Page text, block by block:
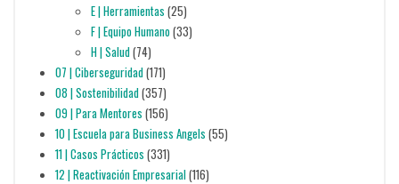
E | Herramientas (25)
F | Equipo Humano(33)
H | Salud(74)
07 | Ciberseguridad(171)
08 | Sostenibilidad(357)
09 | Para Mentores (156)
10 | Escuela para Business Angels (55)
11 | Casos Prácticos (331)
12 | Reactivación Empresarial(116)